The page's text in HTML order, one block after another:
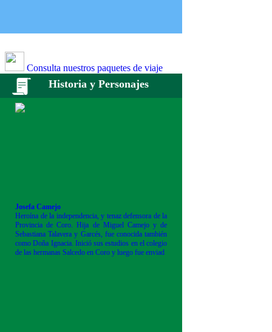
Consulta nuestros paquetes de viaje
Historia y Personajes
Josefa Camejo
Heroína de la independencia, y tenaz defensora de la
Provincia de Coro. Hija de Miguel Camejo y de
Sebastiana Talavera y Garcés, fue conocida también
como Doña Ignacia. Inició sus estudios en el colegio
de las hermanas Salcedo en Coro y luego fue enviad